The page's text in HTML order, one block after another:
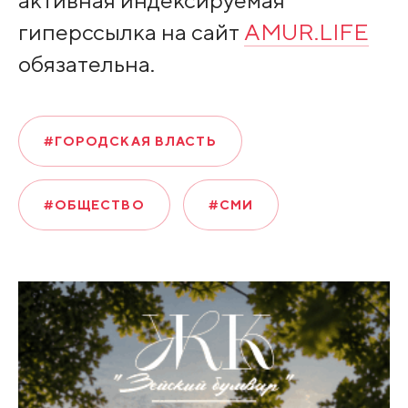
гиперссылка на сайт AMUR.LIFE
обязательна.
#ГОРОДСКАЯ ВЛАСТЬ
#ОБЩЕСТВО #СМИ